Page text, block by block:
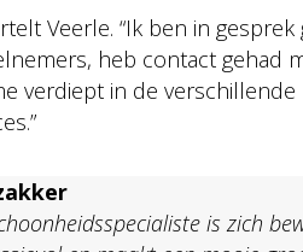
Veerle. “Ik ben in
heb contact gehad
verdiept in de
is zich